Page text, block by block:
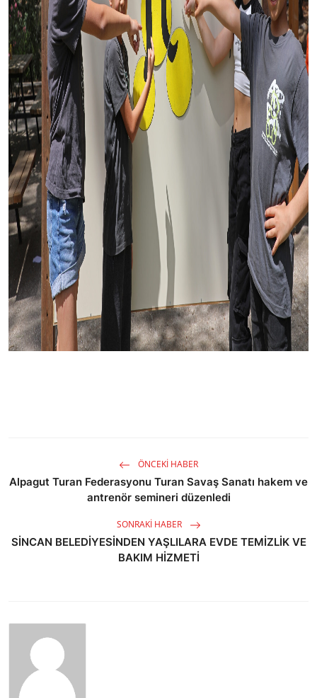
ÖNCEKI HABER
Alpagut Turan Federasyonu Turan Savaş Sanatı hakem ve
antrenör semineri düzenledi
SONRAKI HABER
SİNCAN BELEDİYESİNDEN YAŞLILARA EVDE TEMİZLİK VE
BAKIM HİZMETİ